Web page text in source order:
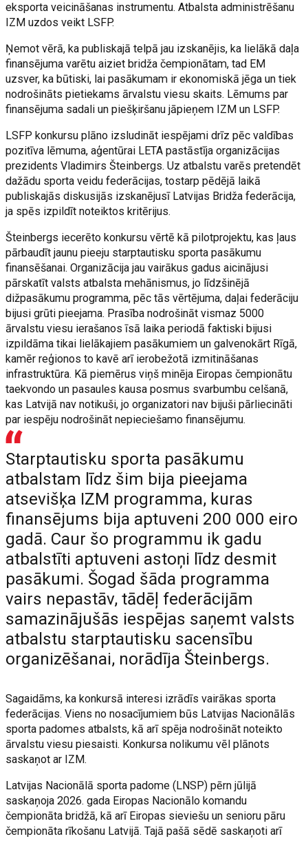
eksporta veicināšanas instrumentu. Atbalsta administrēšanu
IZM uzdos veikt LSFP.
Ņemot vērā, ka publiskajā telpā jau izskanējis, ka lielākā daļa
finansējuma varētu aiziet bridža čempionātam, tad EM
uzsver, ka būtiski, lai pasākumam ir ekonomiskā jēga un tiek
nodrošināts pietiekams ārvalstu viesu skaits. Lēmums par
finansējuma sadali un piešķiršanu jāpieņem IZM un LSFP.
LSFP konkursu plāno izsludināt iespējami drīz pēc valdības
pozitīva lēmuma, aģentūrai LETA pastāstīja organizācijas
prezidents Vladimirs Šteinbergs. Uz atbalstu varēs pretendēt
dažādu sporta veidu federācijas, tostarp pēdējā laikā
publiskajās diskusijās izskanējusī Latvijas Bridža federācija,
ja spēs izpildīt noteiktos kritērijus.
Šteinbergs iecerēto konkursu vērtē kā pilotprojektu, kas ļaus
pārbaudīt jaunu pieeju starptautisku sporta pasākumu
finansēšanai. Organizācija jau vairākus gadus aicinājusi
pārskatīt valsts atbalsta mehānismus, jo līdzšinējā
dižpasākumu programma, pēc tās vērtējuma, daļai federāciju
bijusi grūti pieejama. Prasība nodrošināt vismaz 5000
ārvalstu viesu ierašanos īsā laika periodā faktiski bijusi
izpildāma tikai lielākajiem pasākumiem un galvenokārt Rīgā,
kamēr reģionos to kavē arī ierobežotā izmitināšanas
infrastruktūra. Kā piemērus viņš minēja Eiropas čempionātu
taekvondo un pasaules kausa posmus svarbumbu celšanā,
kas Latvijā nav notikuši, jo organizatori nav bijuši pārliecināti
par iespēju nodrošināt nepieciešamo finansējumu.
Starptautisku sporta pasākumu
atbalstam līdz šim bija pieejama
atsevišķa IZM programma, kuras
finansējums bija aptuveni 200 000 eiro
gadā. Caur šo programmu ik gadu
atbalstīti aptuveni astoņi līdz desmit
pasākumi. Šogad šāda programma
vairs nepastāv, tādēļ federācijām
samazinājušās iespējas saņemt valsts
atbalstu starptautisku sacensību
organizēšanai, norādīja Šteinbergs.
Sagaidāms, ka konkursā interesi izrādīs vairākas sporta
federācijas. Viens no nosacījumiem būs Latvijas Nacionālās
sporta padomes atbalsts, kā arī spēja nodrošināt noteikto
ārvalstu viesu piesaisti. Konkursa nolikumu vēl plānots
saskaņot ar IZM.
Latvijas Nacionālā sporta padome (LNSP) pērn jūlijā
saskaņoja 2026. gada Eiropas Nacionālo komandu
čempionāta bridžā, kā arī Eiropas sieviešu un senioru pāru
čempionāta rīkošanu Latvijā. Tajā pašā sēdē saskaņoti arī